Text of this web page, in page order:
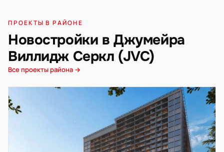
ПРОЕКТЫ В РАЙОНЕ
Новостройки в Джумейра
Виллидж Серкл (JVC)
Все проекты района →